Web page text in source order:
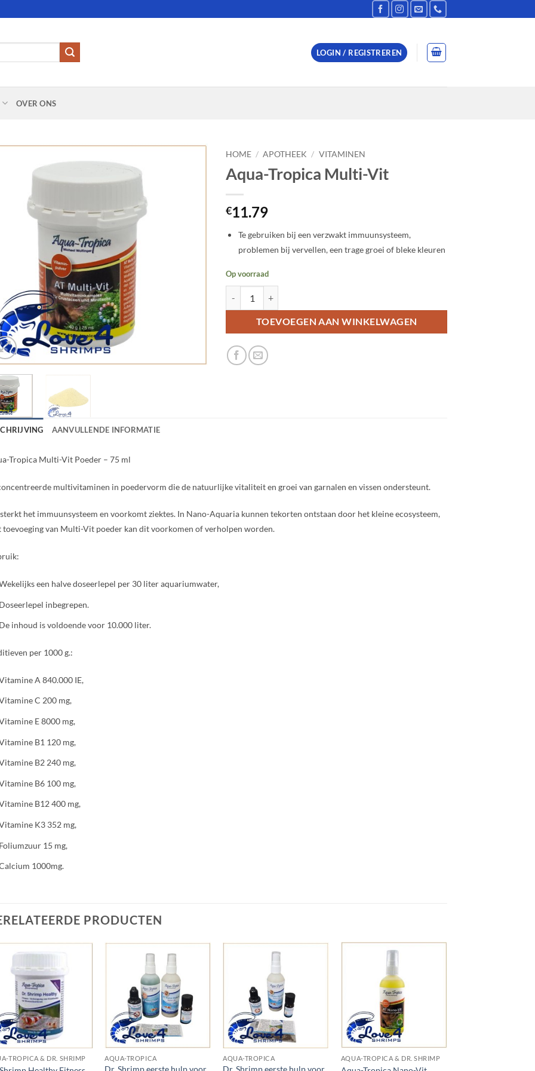
LOGIN / REGISTREREN
OVER ONS
HOME / APOTHEEK / VITAMINEN
Aqua-Tropica Multi-Vit
€11.79
Te gebruiken bij een verzwakt immuunsysteem,
problemen bij vervellen, een trage groei of bleke kleuren
Op voorraad
TOEVOEGEN AAN WINKELWAGEN
AANVULLENDE INFORMATIE
Tropica Multi-Vit Poeder – 75 ml
multivitaminen in poedervorm die de natuurlijke vitaliteit en groei van garnalen en vissen ondersteunt.
het immuunsysteem en voorkomt ziektes. In Nano-Aquaria kunnen tekorten ontstaan door het kleine ecosysteem,
toevoeging van Multi-Vit poeder kan dit voorkomen of verholpen worden.
een halve doseerlepel per 30 liter aquariumwater,
Doseerlepel inbegrepen.
De inhoud is voldoende voor 10.000 liter.
per 1000 g.:
A 840.000 IE,
C 200 mg,
E 8000 mg,
B1 120 mg,
B2 240 mg,
B6 100 mg,
B12 400 mg,
K3 352 mg,
Foliumzuur 15 mg,
1000mg.
PRODUCTEN
Add to
Wishlist
TROPICA & DR. SHRIMP
Add to
Wishlist
AQUA-TROPICA AQUA-TROPICA AQUA-TROPICA & DR. SHRIMP